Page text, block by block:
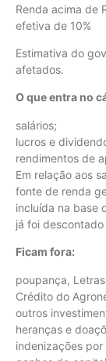
Renda acima de
efetiva de 10%
Estimativa do
afetados.
O que entra no
salários;
lucros e
rendimentos de
Em relação aos
fonte de renda
incluída na base
já foi
Ficam fora:
poupança,
Crédito do
outros
heranças e
indenizações